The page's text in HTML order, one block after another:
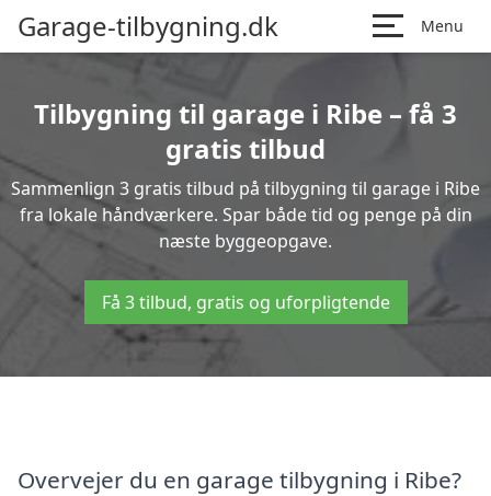
Garage-tilbygning.dk Menu
Tilbygning til garage i Ribe – få 3
gratis tilbud
Sammenlign 3 gratis tilbud på tilbygning til garage i Ribe
fra lokale håndværkere. Spar både tid og penge på din
næste byggeopgave.
Få 3 tilbud, gratis og uforpligtende
Overvejer du en garage tilbygning i Ribe?